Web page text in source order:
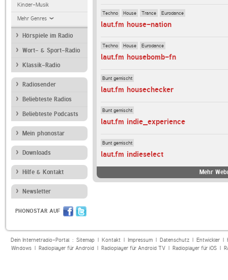
Kinder-Musik
Mehr Genres
Hörspiele im Radio
Wort- & Sport-Radio
Klassik-Radio
Radiosender
Beliebteste Radios
Beliebteste Podcasts
Mein phonostar
Downloads
Hilfe & Kontakt
Newsletter
PHONOSTAR AUF
Techno House Trance Eurodance
laut.fm house-nation
Techno House Eurodance
laut.fm housebomb-fn
Bunt gemischt
laut.fm housechecker
Bunt gemischt
laut.fm indie_experience
Bunt gemischt
laut.fm indieselect
Mehr
Dein Internetradio-Portal : Sitemap| Kontakt| Impressum| Datenschutz| Entwickler|
Windows| Radioplayer für Android| Radioplayer für Android TV| Radioplayer für iOS|